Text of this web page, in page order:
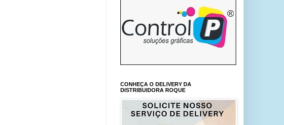
CONHEÇA O DELIVERY DA
DISTRIBUIDORA ROQUE